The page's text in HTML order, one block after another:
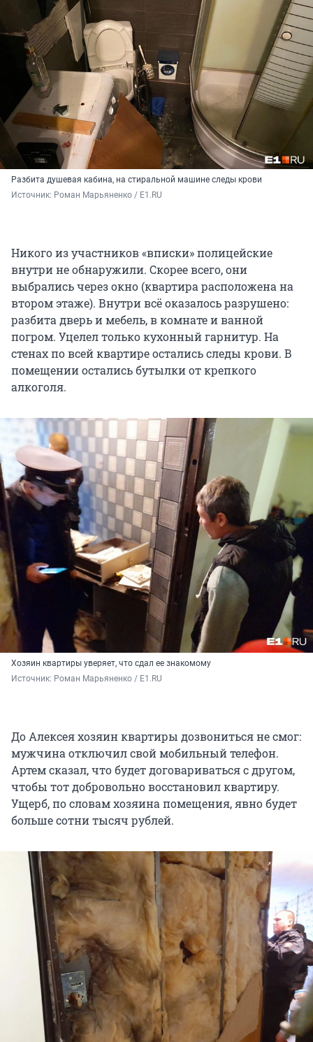
Разбита душевая кабина, на стиральной машине следы крови
Источник: Роман Марьяненко / E1.RU
Никого из участников «вписки» полицейские
внутри не обнаружили. Скорее всего, они
выбрались через окно (квартира расположена на
втором этаже). Внутри всё оказалось разрушено:
разбита дверь и мебель, в комнате и ванной
погром. Уцелел только кухонный гарнитур. На
стенах по всей квартире остались следы крови. В
помещении остались бутылки от крепкого
алкоголя.
Хозяин квартиры уверяет, что сдал ее знакомому
Источник: Роман Марьяненко / E1.RU
До Алексея хозяин квартиры дозвониться не смог:
мужчина отключил свой мобильный телефон.
Артем сказал, что будет договариваться с другом,
чтобы тот добровольно восстановил квартиру.
Ущерб, по словам хозяина помещения, явно будет
больше сотни тысяч рублей.